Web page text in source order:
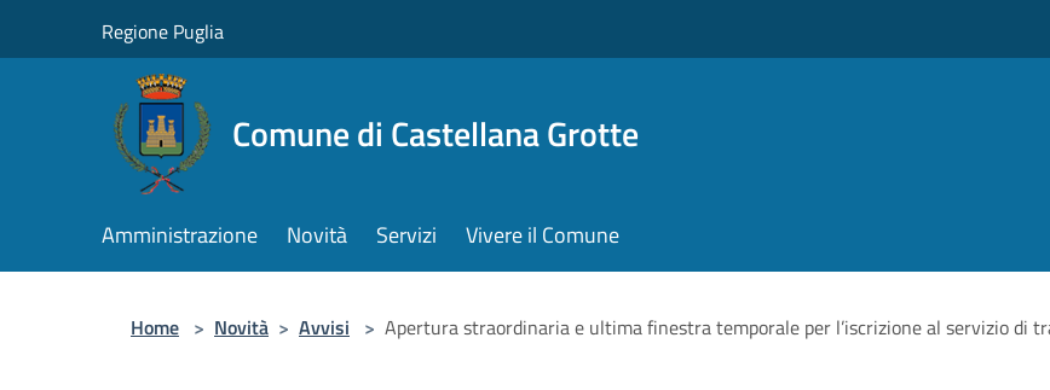
Regione Puglia
Comune di Castellana Grotte
Amministrazione Novità Servizi Vivere il Comune
Home > Novità > Avvisi > Apertura straordinaria e ultima finestra temporale per l’iscrizione al servizio di